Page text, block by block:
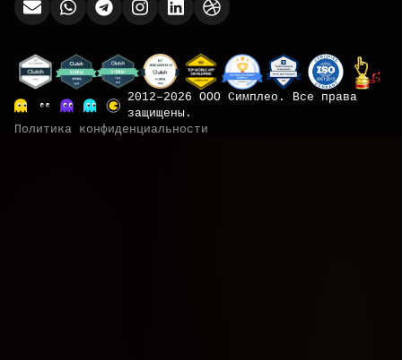
2012–2026 ООО Симплео. Все права
защищены.
Политика конфиденциальности